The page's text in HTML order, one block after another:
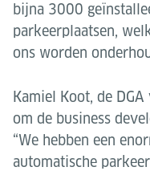
bijna 3000
parkeerplaatsen,
ons worden
Kamiel Koot, de
om de business
“We hebben een
automatische